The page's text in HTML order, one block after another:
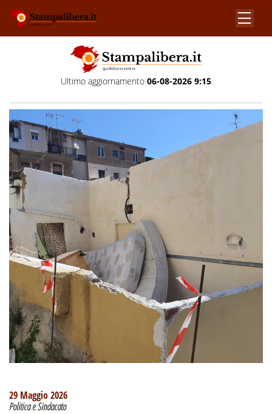
Ultimo aggiornamento 06-08-2026 9:15
29 Maggio 2026
Politica e Sindacato